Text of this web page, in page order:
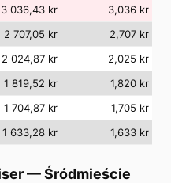
3 036,43 kr
3,036 kr
2 707,05 kr
2,707 kr
2 024,87 kr
2,025 kr
1 819,52 kr
1,820 kr
1 704,87 kr
1,705 kr
1 633,28 kr 1,633 kr
—Śródmieście